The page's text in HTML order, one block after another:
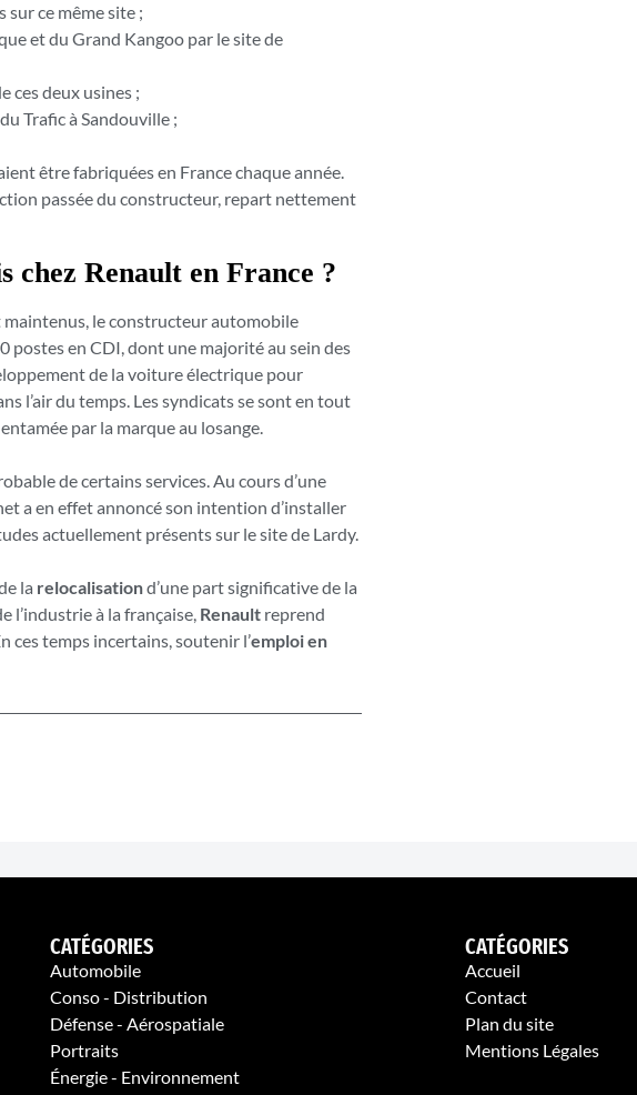
sur ce même site ;
et du Grand Kangoo par le site de
ces deux usines ;
Trafic à Sandouville ;
être fabriquées en France chaque année.
passée du constructeur, repart nettement
chez Renault en France ?
le constructeur automobile
postes en CDI, dont une majorité au sein des
de la voiture électrique pour
l’air du temps. Les syndicats se sont en tout
entamée par la marque au losange.
de certains services. Au cours d’une
a en effet annoncé son intention d’installer
actuellement présents sur le site de Lardy.
la relocalisationd’une part significative de la
l’industrie à la française, Renault reprend
ces temps incertains, soutenir l’emploi en
CATÉGORIES
Automobile
Conso - Distribution
Défense - Aérospatiale
Portraits
Énergie - Environnement
CATÉGORIES
Accueil
Contact
Plan du site
Mentions Légales